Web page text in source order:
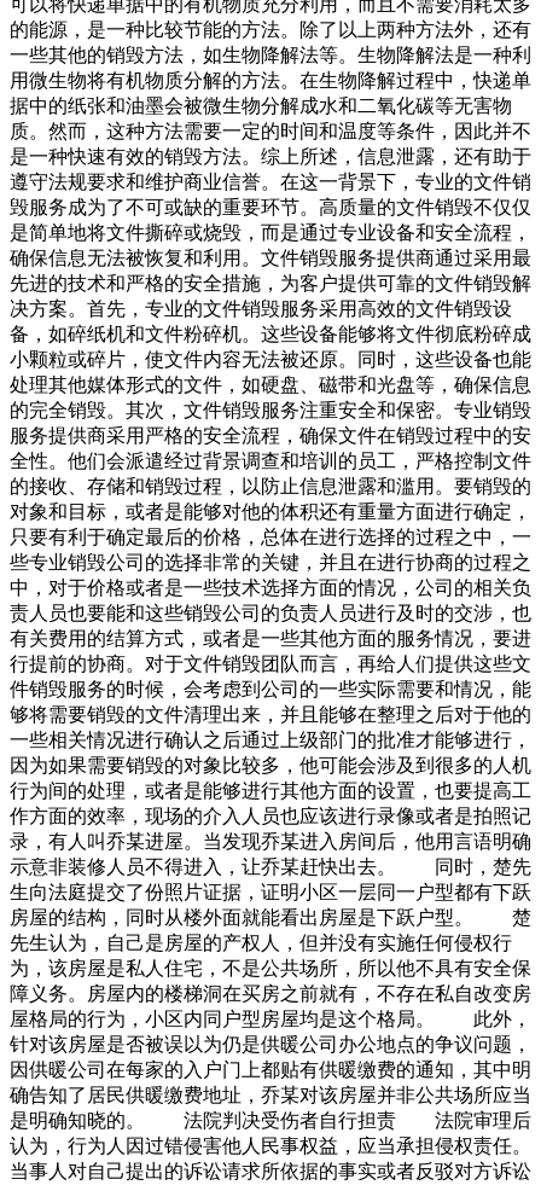
可以将快递单据中的有机物质充分利用，而且不需要消耗太多
的能源，是一种比较节能的方法。除了以上两种方法外，还有
一些其他的销毁方法，如生物降解法等。生物降解法是一种利
用微生物将有机物质分解的方法。在生物降解过程中，快递单
据中的纸张和油墨会被微生物分解成水和二氧化碳等无害物
质。然而，这种方法需要一定的时间和温度等条件，因此并不
是一种快速有效的销毁方法。综上所述，信息泄露，还有助于
遵守法规要求和维护商业信誉。在这一背景下，专业的文件销
毁服务成为了不可或缺的重要环节。高质量的文件销毁不仅仅
是简单地将文件撕碎或烧毁，而是通过专业设备和安全流程，
确保信息无法被恢复和利用。文件销毁服务提供商通过采用最
先进的技术和严格的安全措施，为客户提供可靠的文件销毁解
决方案。首先，专业的文件销毁服务采用高效的文件销毁设
备，如碎纸机和文件粉碎机。这些设备能够将文件彻底粉碎成
小颗粒或碎片，使文件内容无法被还原。同时，这些设备也能
处理其他媒体形式的文件，如硬盘、磁带和光盘等，确保信息
的完全销毁。其次，文件销毁服务注重安全和保密。专业销毁
服务提供商采用严格的安全流程，确保文件在销毁过程中的安
全性。他们会派遣经过背景调查和培训的员工，严格控制文件
的接收、存储和销毁过程，以防止信息泄露和滥用。要销毁的
对象和目标，或者是能够对他的体积还有重量方面进行确定，
只要有利于确定最后的价格，总体在进行选择的过程之中，一
些专业销毁公司的选择非常的关键，并且在进行协商的过程之
中，对于价格或者是一些技术选择方面的情况，公司的相关负
责人员也要能和这些销毁公司的负责人员进行及时的交涉，也
有关费用的结算方式，或者是一些其他方面的服务情况，要进
行提前的协商。对于文件销毁团队而言，再给人们提供这些文
件销毁服务的时候，会考虑到公司的一些实际需要和情况，能
够将需要销毁的文件清理出来，并且能够在整理之后对于他的
一些相关情况进行确认之后通过上级部门的批准才能够进行，
因为如果需要销毁的对象比较多，他可能会涉及到很多的人机
行为间的处理，或者是能够进行其他方面的设置，也要提高工
作方面的效率，现场的介入人员也应该进行录像或者是拍照记
录，有人叫乔某进屋。当发现乔某进入房间后，他用言语明确
示意非装修人员不得进入，让乔某赶快出去。 同时，楚先
生向法庭提交了份照片证据，证明小区一层同一户型都有下跃
房屋的结构，同时从楼外面就能看出房屋是下跃户型。 楚
先生认为，自己是房屋的产权人，但并没有实施任何侵权行
为，该房屋是私人住宅，不是公共场所，所以他不具有安全保
障义务。房屋内的楼梯洞在买房之前就有，不存在私自改变房
屋格局的行为，小区内同户型房屋均是这个格局。 此外，
针对该房屋是否被误以为仍是供暖公司办公地点的争议问题，
因供暖公司在每家的入户门上都贴有供暖缴费的通知，其中明
确告知了居民供暖缴费地址，乔某对该房屋并非公共场所应当
是明确知晓的。 法院判决受伤者自行担责 法院审理后
认为，行为人因过错侵害他人民事权益，应当承担侵权责任。
当事人对自己提出的诉讼请求所依据的事实或者反驳对方诉讼